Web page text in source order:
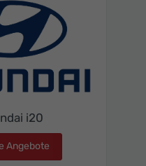
i20
Angebote